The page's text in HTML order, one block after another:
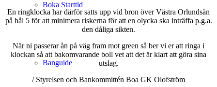
Boka Starttid
Banguide
En ringklocka har därför satts upp vid bron över Västra Orlundsån
på hål 5 för att minimera riskerna för att en olycka ska inträffa p.g.a.
den dåliga sikten.
När ni passerar ån på väg fram mot green så ber vi er att ringa i
klockan så att bakomvarande boll vet att det är klart att göra sina
utslag.
/ Styrelsen och Bankommittén Boa GK Olofström